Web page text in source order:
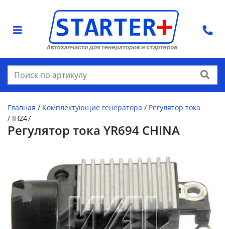
Найти
Главная / Комплектующие генератора / Регулятор тока
/ IH247
Регулятор тока YR694 CHINA